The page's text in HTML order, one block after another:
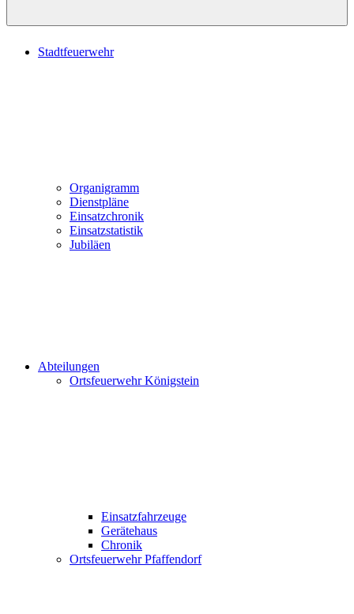
Stadtfeuerwehr
Organigramm
Dienstpläne
Einsatzchronik
Einsatzstatistik
Jubiläen
Abteilungen
Ortsfeuerwehr Königstein
Einsatzfahrzeuge
Gerätehaus
Chronik
Ortsfeuerwehr Pfaffendorf